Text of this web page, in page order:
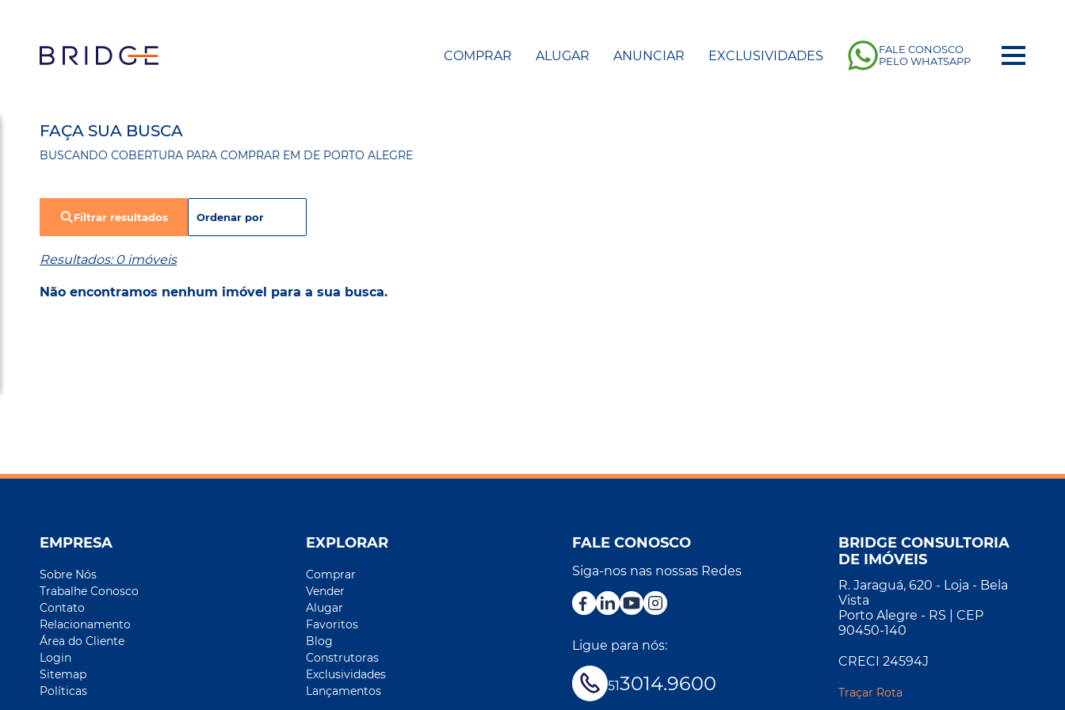
COMPRAR ALUGAR ANUNCIAR EXCLUSIVIDADES
FALE CONOSCO
PELO WHATSAPP
FAÇA SUA BUSCA
BUSCANDO COBERTURA PARA COMPRAR EM DE PORTO ALEGRE
Filtrar resultados
Resultados: 0 imóveis
Não encontramos nenhum imóvel para a sua busca.
EMPRESA
Sobre Nós
Trabalhe Conosco
Contato
Relacionamento
Área do Cliente
Login
Sitemap
Políticas
EXPLORAR
Comprar
Vender
Alugar
Favoritos
Blog
Construtoras
Exclusividades
Lançamentos
FALE CONOSCO
Siga-nos nas nossas Redes
Ligue para nós:
513014.9600
BRIDGE CONSULTORIA
DE IMÓVEIS
R. Jaraguá, 620 - Loja - Bela
Vista
Porto Alegre - RS | CEP
90450-140
CRECI 24594J
Traçar Rota